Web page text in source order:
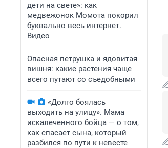
дети на свете»: как
медвежонок Момота покорил
буквально весь интернет.
Видео
Опасная петрушка и ядовитая
вишня: какие растения чаще
всего путают со съедобными
«Долго боялась
выходить на улицу». Мама
искалеченного бойца — о том,
как спасает сына, который
разбился по пути к невесте